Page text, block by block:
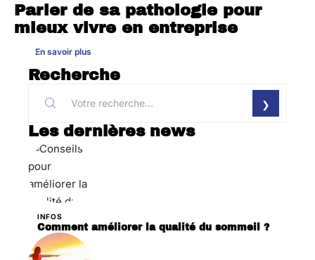
Parler de sa pathologie pour
mieux vivre en entreprise
En savoir plus
Recherche
Les dernières news
INFOS
Comment améliorer la qualité du sommeil ?